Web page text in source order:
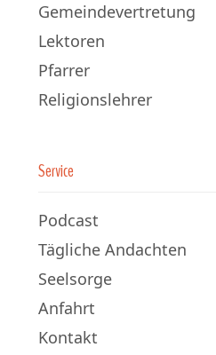
Gemeindevertretung
Lektoren
Pfarrer
Religionslehrer
Service
Podcast
Tägliche Andachten
Seelsorge
Anfahrt
Kontakt